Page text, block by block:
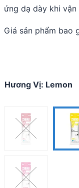
ứng dạ dày khi
Giá sản phẩm bao
Hương Vị: Lemon